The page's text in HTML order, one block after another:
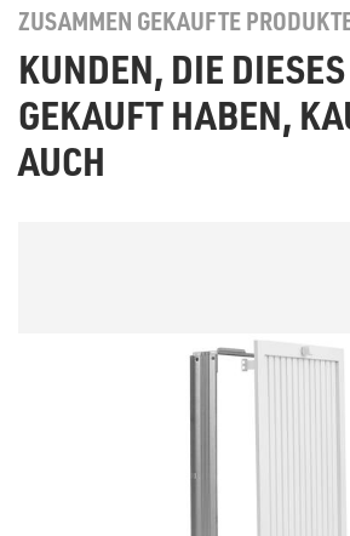
ZUSAMMEN GEKAUFTE
KUNDEN, DIE
GEKAUFT HABEN,
AUCH